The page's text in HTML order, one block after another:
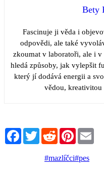
Bety
Fascinuje ji věda i
odpovědi, ale také
zkoumat v laboratoři, ale i
hledá způsoby, jak vylepšit
který jí dodává energii a
vědou, kreativitou
FacebookTwitterRedditPinterest
#mazlíčci#pes